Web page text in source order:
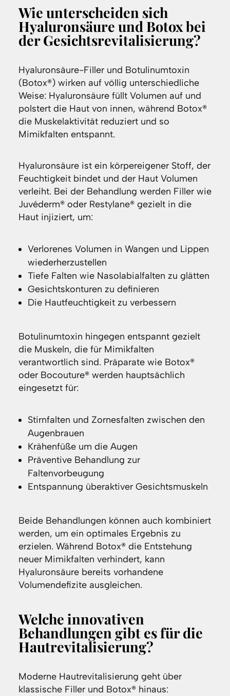
Wie unterscheiden sich
Hyaluronsäure und Botox bei
der Gesichtsrevitalisierung?
Hyaluronsäure-Filler und Botulinumtoxin
(Botox®) wirken auf völlig unterschiedliche
Weise: Hyaluronsäure füllt Volumen auf und
polstert die Haut von innen, während Botox®
die Muskelaktivität reduziert und so
Mimikfalten entspannt.
Hyaluronsäure ist ein körpereigener Stoff, der
Feuchtigkeit bindet und der Haut Volumen
verleiht. Bei der Behandlung werden Filler wie
Juvéderm® oder Restylane® gezielt in die
Haut injiziert, um:
Verlorenes Volumen in Wangen und Lippen
wiederherzustellen
Tiefe Falten wie Nasolabialfalten zu glätten
Gesichtskonturen zu definieren
Die Hautfeuchtigkeit zu verbessern
Botulinumtoxin hingegen entspannt gezielt
die Muskeln, die für Mimikfalten
verantwortlich sind. Präparate wie Botox®
oder Bocouture® werden hauptsächlich
eingesetzt für:
Stirnfalten und Zornesfalten zwischen den
Augenbrauen
Krähenfüße um die Augen
Präventive Behandlung zur
Faltenvorbeugung
Entspannung überaktiver Gesichtsmuskeln
Beide Behandlungen können auch kombiniert
werden, um ein optimales Ergebnis zu
erzielen. Während Botox® die Entstehung
neuer Mimikfalten verhindert, kann
Hyaluronsäure bereits vorhandene
Volumendefizite ausgleichen.
Welche innovativen
Behandlungen gibt es für die
Hautrevitalisierung?
Moderne Hautrevitalisierung geht über
klassische Filler und Botox® hinaus: